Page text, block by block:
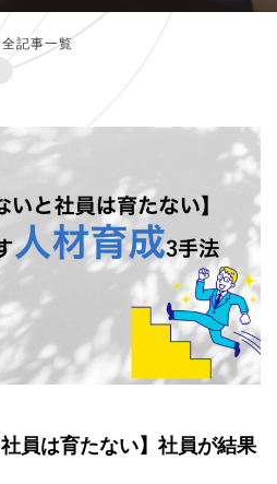
全記事一覧
員は育たない】社員が結果